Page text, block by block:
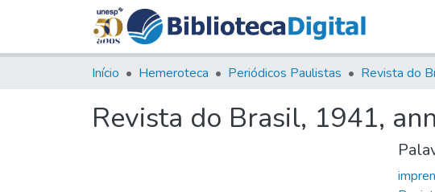
Início Hemeroteca Periódicos Paulistas Revista do
Revista do Brasil, 1941,